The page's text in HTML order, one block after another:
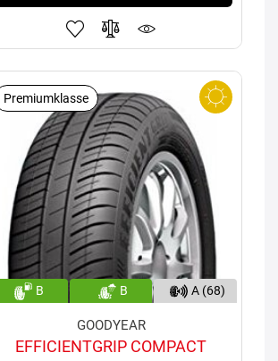
Premiumklasse
B B A (68)
GOODYEAR
EFFICIENTGRIP COMPACT